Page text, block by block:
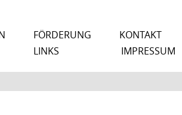
FÖRDERUNG
KONTAKT
LINKS IMPRESSUM